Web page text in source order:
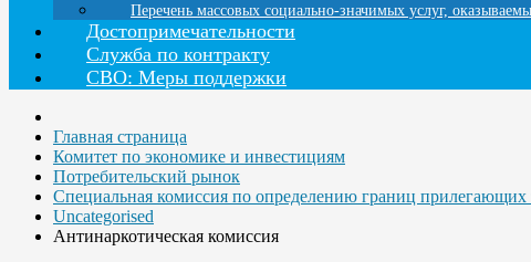
Перечень массовых социально-значимых услуг,
Достопримечательности
Служба по контракту
СВО: Меры поддержки
Главная страница
Комитет по экономике и инвестициям
Потребительский рынок
Специальная комиссия по определению границ прилегающих
Uncategorised
Антинаркотическая комиссия